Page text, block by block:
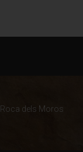
Roca dels Moros